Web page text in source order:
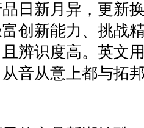
新月异，更新换
创新能力、挑战
辨识度高。英文
音从意上都与拓